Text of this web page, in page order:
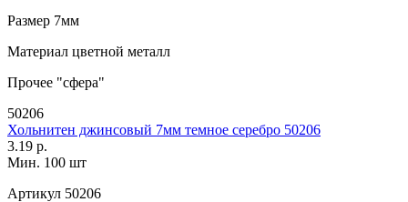
Размер 7мм
Материал цветной металл
Прочее "сфера"
50206
Хольнитен джинсовый 7мм темное серебро 50206
3.19 р.
Мин. 100 шт
Артикул 50206